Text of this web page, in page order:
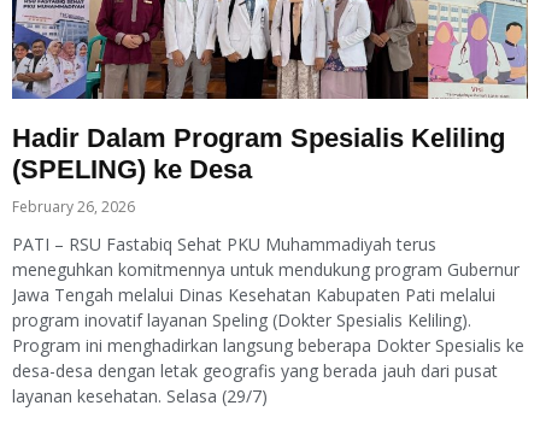
Hadir Dalam Program Spesialis Keliling
(SPELING) ke Desa
February 26, 2026
PATI – RSU Fastabiq Sehat PKU Muhammadiyah terus
meneguhkan komitmennya untuk mendukung program Gubernur
Jawa Tengah melalui Dinas Kesehatan Kabupaten Pati melalui
program inovatif layanan Speling (Dokter Spesialis Keliling).
Program ini menghadirkan langsung beberapa Dokter Spesialis ke
desa-desa dengan letak geografis yang berada jauh dari pusat
layanan kesehatan. Selasa (29/7)